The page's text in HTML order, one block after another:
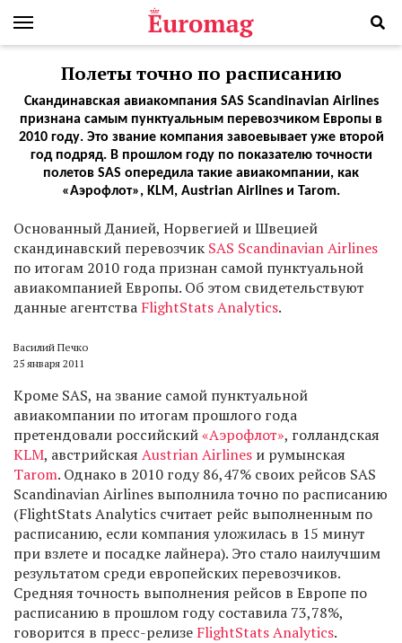
Полеты точно по расписанию
Скандинавская авиакомпания SAS Scandinavian Airlines
признана самым пунктуальным перевозчиком Европы в
2010 году. Это звание компания завоевывает уже второй
год подряд. В прошлом году по показателю точности
полетов SAS опередила такие авиакомпании, как
«Аэрофлот», KLM, Austrian Airlines и Tarom.
Основанный Данией, Норвегией и Швецией
скандинавский перевозчик SAS Scandinavian Airlines
по итогам 2010 года признан самой пунктуальной
авиакомпанией Европы. Об этом свидетельствуют
данные агентства FlightStats Analytics.
Василий Печко
25 января 2011
Кроме SAS, на звание самой пунктуальной
авиакомпании по итогам прошлого года
претендовали российский«Аэрофлот», голландская
KLM, австрийская Austrian Airlines и румынская
Tarom. Однако в 2010 году 86,47% своих рейсов SAS
Scandinavian Airlines выполнила точно по расписанию
(FlightStats Analytics считает рейс выполненным по
расписанию, если компания уложилась в 15 минут
при взлете и посадке лайнера). Это стало наилучшим
результатом среди европейских перевозчиков.
Средняя точность выполнения рейсов в Европе по
расписанию в прошлом году составила 73,78%,
говорится в пресс-релизе FlightStats Analytics.